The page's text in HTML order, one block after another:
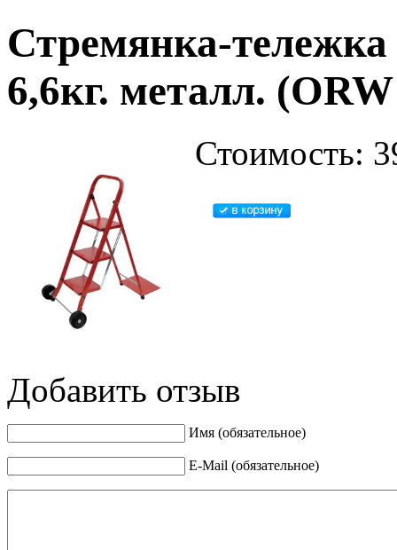
Стремянка-
6,6кг. металл.
Стоимость:
Добавить отзыв
Имя (обязательное)
E-Mail (обязательное)